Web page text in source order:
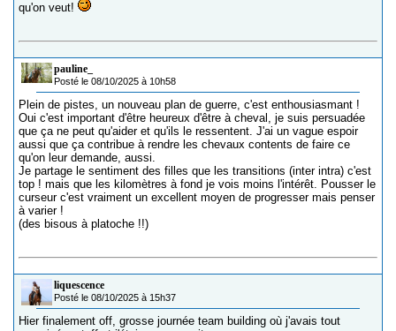
qu'on veut!
pauline_
Posté le 08/10/2025 à 10h58
Plein de pistes, un nouveau plan de guerre, c'est enthousiasmant !
Oui c'est important d'être heureux d'être à cheval, je suis persuadée
que ça ne peut qu'aider et qu'ils le ressentent. J'ai un vague espoir
aussi que ça contribue à rendre les chevaux contents de faire ce
qu'on leur demande, aussi.
Je partage le sentiment des filles que les transitions (inter intra) c'est
top ! mais que les kilomètres à fond je vois moins l'intérêt. Pousser le
curseur c'est vraiment un excellent moyen de progresser mais penser
à varier !
(des bisous à platoche !!)
liquescence
Posté le 08/10/2025 à 15h37
Hier finalement off, grosse journée team building où j'avais tout